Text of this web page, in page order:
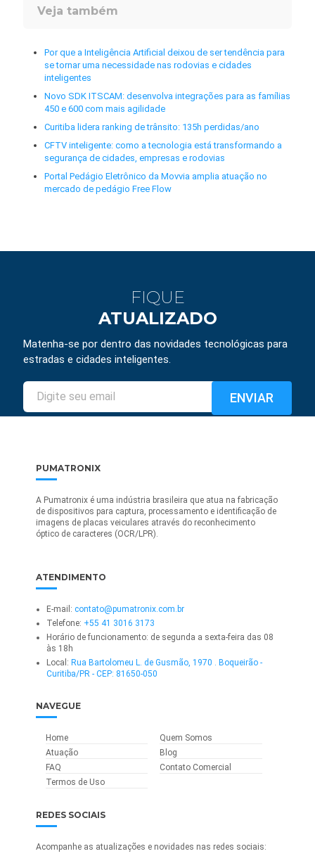
Veja também
Por que a Inteligência Artificial deixou de ser tendência para
se tornar uma necessidade nas rodovias e cidades
inteligentes
Novo SDK ITSCAM: desenvolva integrações para as famílias
450 e 600 com mais agilidade
Curitiba lidera ranking de trânsito: 135h perdidas/ano
CFTV inteligente: como a tecnologia está transformando a
segurança de cidades, empresas e rodovias
Portal Pedágio Eletrônico da Movvia amplia atuação no
mercado de pedágio Free Flow
FIQUE
ATUALIZADO
Matenha-se por dentro das novidades tecnológicas para
estradas e cidades inteligentes.
PUMATRONIX
A Pumatronix é uma indústria brasileira que atua na fabricação
de dispositivos para captura, processamento e identificação de
imagens de placas veiculares através do reconhecimento
óptico de caracteres (OCR/LPR).
ATENDIMENTO
E-mail: contato@pumatronix.com.br
Telefone: +55 41 3016 3173
Horário de funcionamento: de segunda a sexta-feira das 08
às 18h
Local: Rua Bartolomeu L. de Gusmão, 1970 . Boqueirão -
Curitiba/PR - CEP: 81650-050
NAVEGUE
Home
Quem Somos
Atuação
Blog
FAQ
Contato Comercial
Termos de Uso
REDES SOCIAIS
Acompanhe as atualizações e novidades nas redes sociais: